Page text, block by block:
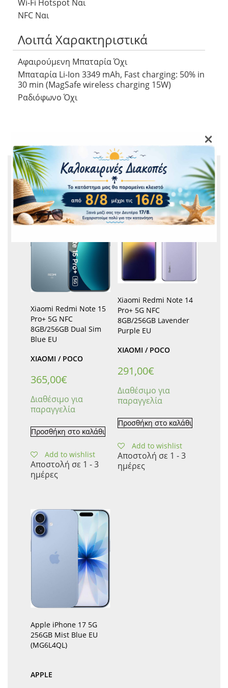
Wi-Fi Hotspot Ναι
NFC Ναι
Λοιπά Χαρακτηριστικά
Αφαιρούμενη Μπαταρία Όχι
Μπαταρία Li-Ion 3349 mAh, Fast charging: 50% in
30 min (MagSafe wireless charging 15W)
Ραδιόφωνο Όχι
ΣΧΕΤΙΚΆ ΠΡΟΪΌΝΤΑ
Xiaomi Redmi Note 15
Pro+ 5G NFC
8GB/256GB Dual Sim
Blue EU
XIAOMI / POCO
365,00€
Διαθέσιμο για
παραγγελία
Προσθήκη στο καλάθι
Add to wishlist
Αποστολή σε 1 - 3
ημέρες
Xiaomi Redmi Note 14
Pro+ 5G NFC
8GB/256GB Lavender
Purple EU
XIAOMI / POCO
291,00€
Διαθέσιμο για
παραγγελία
Προσθήκη στο καλάθι
Add to wishlist
Αποστολή σε 1 - 3
ημέρες
Apple iPhone 17 5G
256GB Mist Blue EU
(MG6L4QL)
APPLE
×